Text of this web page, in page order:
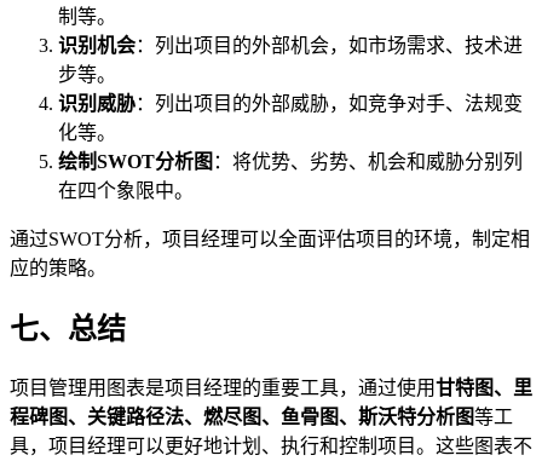
制等。
识别机会：列出项目的外部机会，如市场需求、技术进
步等。
识别威胁：列出项目的外部威胁，如竞争对手、法规变
化等。
绘制SWOT分析图 ：将优势、劣势、机会和威胁分别列
在四个象限中。
通过SWOT分析，项目经理可以全面评估项目的环境，制定相
应的策略。
七、总结
项目管理用图表是项目经理的重要工具，通过使用甘特图、里
程碑图、关键路径法、燃尽图、鱼骨图、斯沃特分析图等工
具，项目经理可以更好地计划、执行和控制项目。这些图表不